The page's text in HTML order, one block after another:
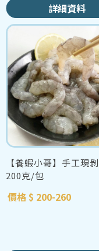
詳細資料
【養蝦小哥】手工現
200克/包
價格 $ 200-260